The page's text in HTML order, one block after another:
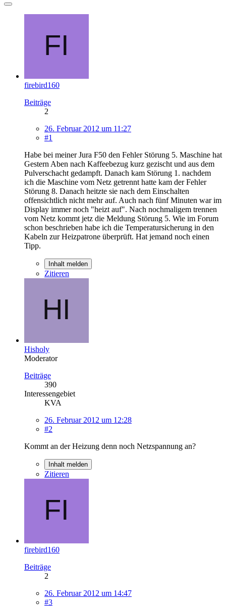
firebird160
Beiträge
2
26. Februar 2012 um 11:27
#1
Habe bei meiner Jura F50 den Fehler Störung 5. Maschine hat
Gestern Aben nach Kaffeebezug kurz gezischt und aus dem
Pulverschacht gedampft. Danach kam Störung 1. nachdem
ich die Maschine vom Netz getrennt hatte kam der Fehler
Störung 8. Danach heitzte sie nach dem Einschalten
offensichtlich nicht mehr auf. Auch nach fünf Minuten war im
Display immer noch "heizt auf". Nach nochmaligem trennen
vom Netz kommt jetz die Meldung Störung 5. Wie im Forum
schon beschrieben habe ich die Temperatursicherung in den
Kabeln zur Heizpatrone überprüft. Hat jemand noch einen
Tipp.
Inhalt melden
Zitieren
Hisholy
Moderator
Beiträge
390
Interessengebiet
KVA
26. Februar 2012 um 12:28
#2
Kommt an der Heizung denn noch Netzspannung an?
Inhalt melden
Zitieren
firebird160
Beiträge
2
26. Februar 2012 um 14:47
#3